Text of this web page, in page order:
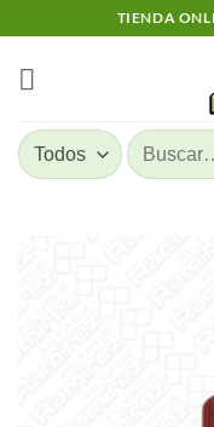
content
TIENDA
Buscar
por: